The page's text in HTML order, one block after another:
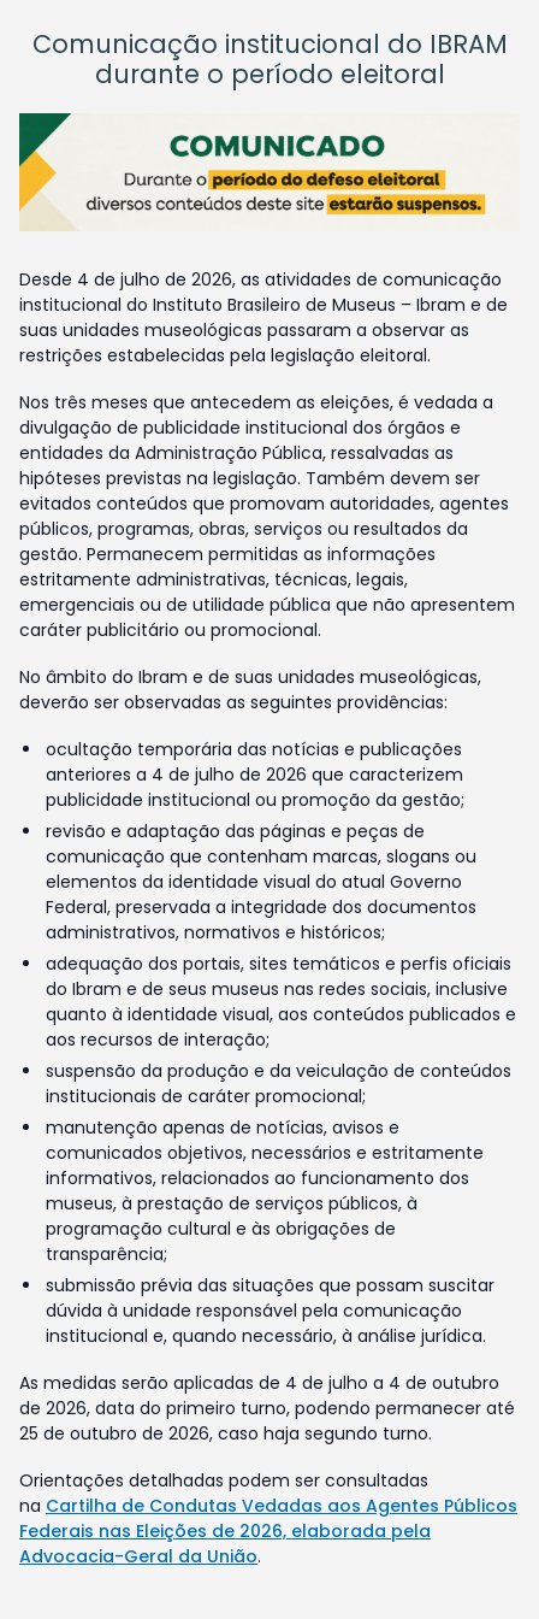
Comunicação institucional do IBRAM
durante o período eleitoral
Desde 4 de julho de 2026, as atividades de comunicação
institucional do Instituto Brasileiro de Museus – Ibram e de
suas unidades museológicas passaram a observar as
restrições estabelecidas pela legislação eleitoral.
Nos três meses que antecedem as eleições, é vedada a
divulgação de publicidade institucional dos órgãos e
entidades da Administração Pública, ressalvadas as
hipóteses previstas na legislação. Também devem ser
evitados conteúdos que promovam autoridades, agentes
públicos, programas, obras, serviços ou resultados da
gestão. Permanecem permitidas as informações
estritamente administrativas, técnicas, legais,
emergenciais ou de utilidade pública que não apresentem
caráter publicitário ou promocional.
No âmbito do Ibram e de suas unidades museológicas,
deverão ser observadas as seguintes providências:
ocultação temporária das notícias e publicações
anteriores a 4 de julho de 2026 que caracterizem
publicidade institucional ou promoção da gestão;
revisão e adaptação das páginas e peças de
comunicação que contenham marcas, slogans ou
elementos da identidade visual do atual Governo
Federal, preservada a integridade dos documentos
administrativos, normativos e históricos;
adequação dos portais, sites temáticos e perfis oficiais
do Ibram e de seus museus nas redes sociais, inclusive
quanto à identidade visual, aos conteúdos publicados e
aos recursos de interação;
suspensão da produção e da veiculação de conteúdos
institucionais de caráter promocional;
manutenção apenas de notícias, avisos e
comunicados objetivos, necessários e estritamente
informativos, relacionados ao funcionamento dos
museus, à prestação de serviços públicos, à
programação cultural e às obrigações de
transparência;
submissão prévia das situações que possam suscitar
dúvida à unidade responsável pela comunicação
institucional e, quando necessário, à análise jurídica.
As medidas serão aplicadas de 4 de julho a 4 de outubro
de 2026, data do primeiro turno, podendo permanecer até
25 de outubro de 2026, caso haja segundo turno.
Orientações detalhadas podem ser consultadas
na Cartilha de Condutas Vedadas aos Agentes Públicos
Federais nas Eleições de 2026, elaborada pela
Advocacia-Geral da União.